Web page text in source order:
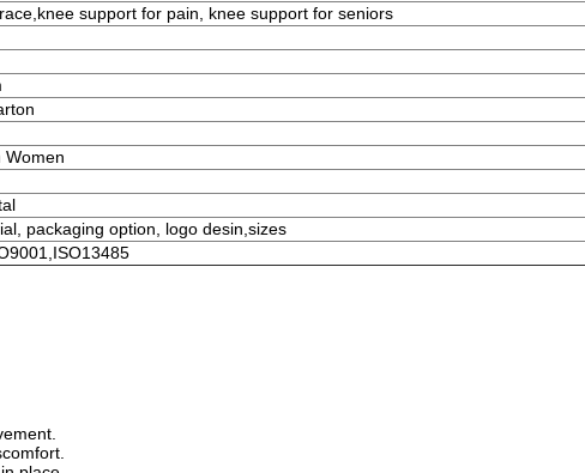
knee support for pain, knee support for seniors
Women
packaging option, logo desin,sizes